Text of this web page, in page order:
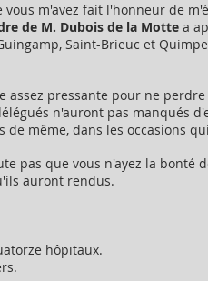
vous m'avez fait l'honneur de
de M. Dubois de la Motte a
Saint-Brieuc et
assez pressante pour ne
n'auront pas manqués
de même, dans les occasions
pas que vous n'ayez la
auront rendus.
hôpitaux.